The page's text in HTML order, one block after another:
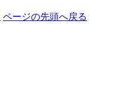
ページの先頭へ戻る